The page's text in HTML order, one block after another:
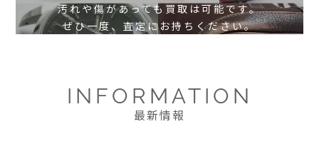
汚れや傷があっても買取は可能です。
ぜひ一度、査定にお持ちください。
INFORMATION
最新情報